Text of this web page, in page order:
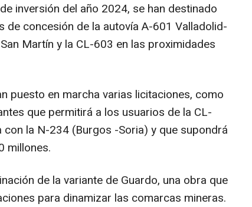
inversión del año 2024, se han destinado
concesión de la autovía A-601 Valladolid-
Martín y la CL-603 en las proximidades
puesto en marcha varias licitaciones, como
que permitirá a los usuarios de la CL-
la N-234 (Burgos -Soria) y que supondrá
millones.
de la variante de Guardo, una obra que
para dinamizar las comarcas mineras.